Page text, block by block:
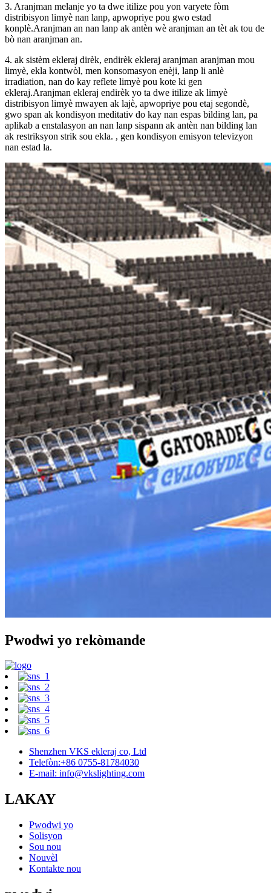
3. Aranjman melanje yo ta dwe itilize pou yon varyete fòm
distribisyon limyè nan lanp, apwopriye pou gwo estad
konplè.Aranjman an nan lanp ak antèn wè aranjman an tèt ak tou de
bò nan aranjman an.
4. ak sistèm ekleraj dirèk, endirèk ekleraj aranjman aranjman mou
limyè, ekla kontwòl, men konsomasyon enèji, lanp li anlè
irradiation, nan do kay reflete limyè pou kote ki gen
ekleraj.Aranjman ekleraj endirèk yo ta dwe itilize ak limyè
distribisyon limyè mwayen ak lajè, apwopriye pou etaj segondè,
gwo span ak kondisyon meditativ do kay nan espas bilding lan, pa
aplikab a enstalasyon an nan lanp sispann ak antèn nan bilding lan
ak restriksyon strik sou ekla. , gen kondisyon emisyon televizyon
nan estad la.
Pwodwi yo rekòmande
Shenzhen VKS ekleraj co, Ltd
Telefòn:+86 0755-81784030
E-mail: info@vkslighting.com
LAKAY
Pwodwi yo
Solisyon
Sou nou
Nouvèl
Kontakte nou